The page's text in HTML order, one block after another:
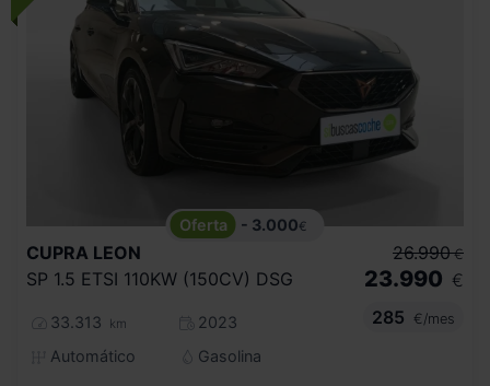
- 3.000€
CUPRA LEON
SP 1.5 ETSI 110KW (150CV) DSG
33.313 km
2023
Automático
Gasolina
26.990 €
23.990 €
285
€/mes